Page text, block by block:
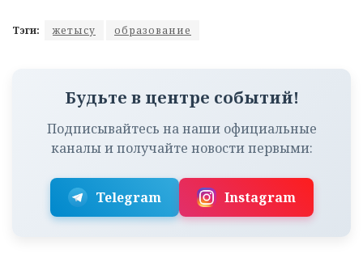
Тэги: жетысу образование
Будьте в центре событий!
Подписывайтесь на наши официальные
каналы и получайте новости первыми:
Telegram Instagram